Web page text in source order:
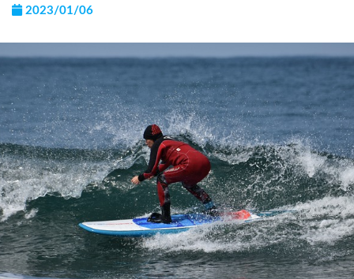
2023/01/06